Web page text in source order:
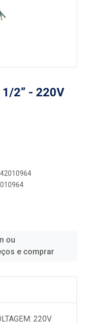
1/2” - 220V
ou
e comprar
220V